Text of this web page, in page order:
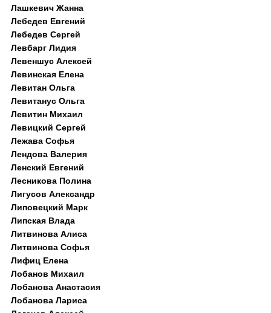
Лашкевич Жанна
Лебедев Евгений
Лебедев Сергей
Левбарг Лидия
Левеншус Алексей
Левинская Елена
Левитан Ольга
Левитанус Ольга
Левитин Михаил
Левицкий Сергей
Лежава Софья
Лендова Валерия
Ленский Евгений
Лесникова Полина
Лигусов Александр
Липовецкий Марк
Липская Влада
Литвинова Алиса
Литвинова Софья
Лифиц Елена
Лобанов Михаил
Лобанова Анастасия
Лобанова Лариса